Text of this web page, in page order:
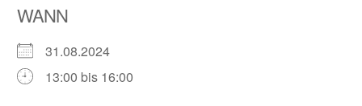
WANN
31.08.2024
13:00 bis 16:00